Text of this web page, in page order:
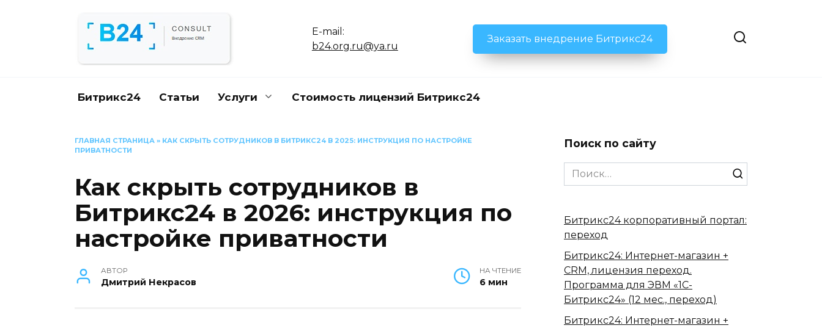
E-mail:
b24.org.ru@ya.ru
Заказать внедрение Битрикс24
Битрикс24 Статьи Услуги Стоимость лицензий Битрикс24
ГЛАВНАЯ СТРАНИЦА » КАК СКРЫТЬ СОТРУДНИКОВ В БИТРИКС24 В 2025: ИНСТРУКЦИЯ ПО НАСТРОЙКЕ
ПРИВАТНОСТИ
Как скрыть сотрудников в
Битрикс24 в 2026: инструкция по
настройке приватности
АВТОР
Дмитрий Некрасов
НА ЧТЕНИЕ
6 мин
Поиск по сайту
Search
for:
Битрикс24 корпоративный портал:
переход
Битрикс24: Интернет-магазин +
CRM, лицензия переход.
Программа для ЭВМ «1С-
Битрикс24» (12 мес., переход)
Битрикс24: Интернет-магазин +